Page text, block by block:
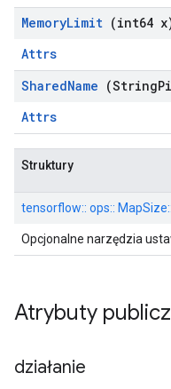
MemoryLimit (int64
Attrs
SharedName (String
Attrs
Struktury
tensorflow:: ops::
Opcjonalne narzędzia
Atrybuty
działanie